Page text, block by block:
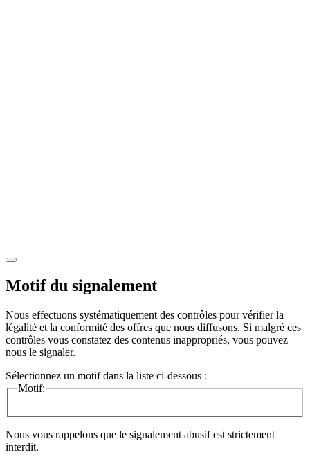
Motif du signalement
Nous effectuons systématiquement des contrôles pour vérifier la
légalité et la conformité des offres que nous diffusons. Si malgré ces
contrôles vous constatez des contenus inappropriés, vous pouvez
nous le signaler.
Sélectionnez un motif dans la liste ci-dessous :
Motif:
Nous vous rappelons que le signalement abusif est strictement
interdit.